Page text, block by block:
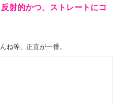
射的かつ、ストレートにコ
ね等、正直が一番。